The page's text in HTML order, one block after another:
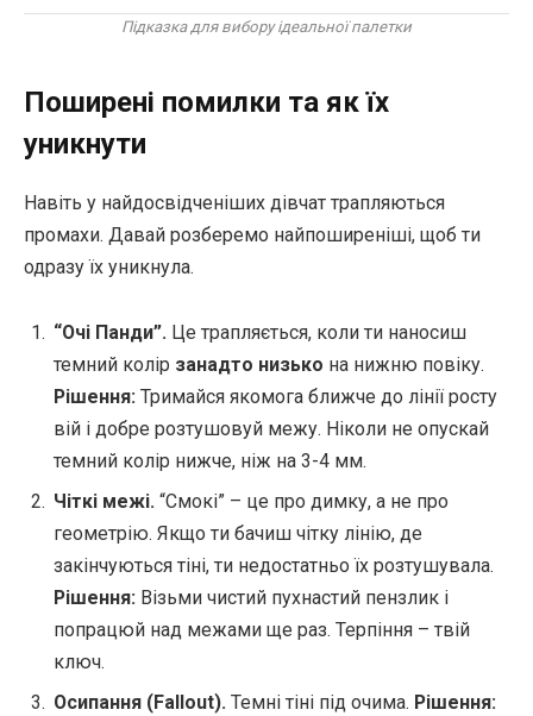
Підказка для вибору ідеальної палетки
Поширені помилки та як їх
уникнути
Навіть у найдосвідченіших дівчат трапляються
промахи. Давай розберемо найпоширеніші, щоб ти
одразу їх уникнула.
“Очі Панди”. Це трапляється, коли ти наносиш
темний колір занадто низько на нижню повіку.
Рішення: Тримайся якомога ближче до лінії росту
вій і добре розтушовуй межу. Ніколи не опускай
темний колір нижче, ніж на 3-4 мм.
Чіткі межі. “Смокі” – це про димку, а не про
геометрію. Якщо ти бачиш чітку лінію, де
закінчуються тіні, ти недостатньо їх розтушувала.
Рішення: Візьми чистий пухнастий пензлик і
попрацюй над межами ще раз. Терпіння – твій
ключ.
Осипання (Fallout). Темні тіні під очима. Рішення: